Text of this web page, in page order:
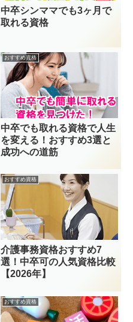
中卒シンママでも3ヶ月で
取れる資格
おすすめ資格
中卒でも取れる資格で人生
を変える！おすすめ3選と
成功への道筋
おすすめ資格
介護事務資格おすすめ7
選！中卒可の人気資格比較
【2026年】
おすすめ資格